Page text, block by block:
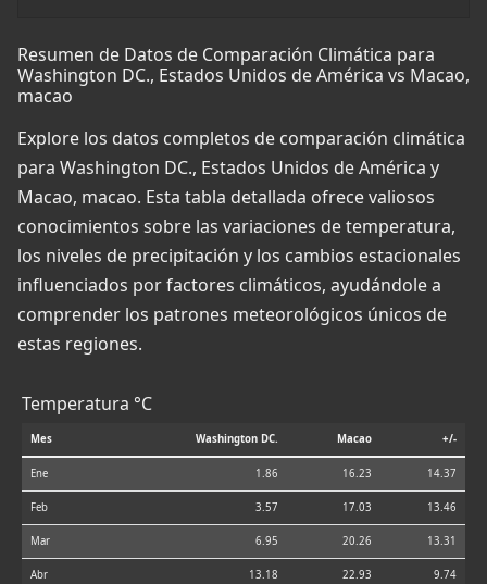
Resumen de Datos de Comparación Climática para
Washington DC., Estados Unidos de América vs Macao,
macao
Explore los datos completos de comparación climática
para Washington DC., Estados Unidos de América y
Macao, macao. Esta tabla detallada ofrece valiosos
conocimientos sobre las variaciones de temperatura,
los niveles de precipitación y los cambios estacionales
influenciados por factores climáticos, ayudándole a
comprender los patrones meteorológicos únicos de
estas regiones.
Temperatura °C
Mes Washington DC. Macao +/-
Ene 1.86 16.23 14.37
Feb 3.57 17.03 13.46
Mar 6.95 20.26 13.31
Abr 13.18 22.93 9.74